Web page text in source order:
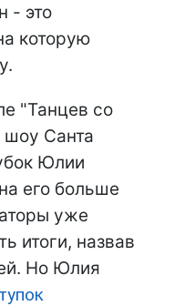
- это
которую
"Танцев со
шоу Санта
Юлии
его больше
уже
итоги, назвав
Но Юлия